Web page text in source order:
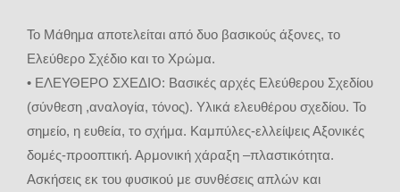
Το Μάθημα αποτελείται από δυο βασικούς άξονες, το
Ελεύθερο Σχέδιο και το Χρώμα.
• ΕΛΕΥΘΕΡΟ ΣΧΕΔΙΟ: Βασικές αρχές Ελεύθερου Σχεδίου
(σύνθεση ,αναλογία, τόνος). Υλικά ελευθέρου σχεδίου. Το
σημείο, η ευθεία, το σχήμα. Καμπύλες-ελλείψεις Αξονικές
δομές-προοπτική. Αρμονική χάραξη –πλαστικότητα.
Ασκήσεις εκ του φυσικού με συνθέσεις απλών και